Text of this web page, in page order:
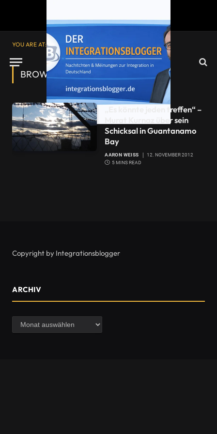
YOU ARE AT: Startseite»
BROWSING:KURNAZ
„Es könnte jeden treffen“ –
Murat Kurnaz über sein
Schicksal in Guantanamo
Bay
AARON WEISS
12. NOVEMBER 2012
5 MINS READ
Copyright by Integrationsblogger
ARCHIV
Archiv